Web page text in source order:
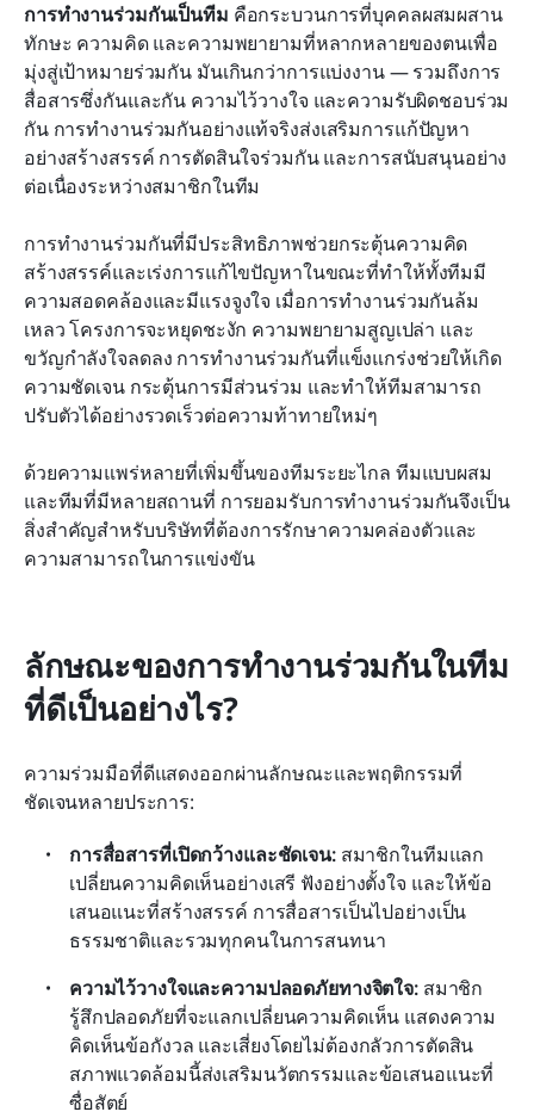
การทำงานร่วมกันเป็นทีม คือกระบวนการที่บุคคลผสมผสาน
ทักษะ ความคิด และความพยายามที่หลากหลายของตนเพื่อ
มุ่งสู่เป้าหมายร่วมกัน มันเกินกว่าการแบ่งงาน — รวมถึงการ
สื่อสารซึ่งกันและกัน ความไว้วางใจ และความรับผิดชอบร่วม
กัน การทำงานร่วมกันอย่างแท้จริงส่งเสริมการแก้ปัญหา
อย่างสร้างสรรค์ การตัดสินใจร่วมกัน และการสนับสนุนอย่าง
ต่อเนื่องระหว่างสมาชิกในทีม
การทำงานร่วมกันที่มีประสิทธิภาพช่วยกระตุ้นความคิด
สร้างสรรค์และเร่งการแก้ไขปัญหาในขณะที่ทำให้ทั้งทีมมี
ความสอดคล้องและมีแรงจูงใจ เมื่อการทำงานร่วมกันล้ม
เหลว โครงการจะหยุดชะงัก ความพยายามสูญเปล่า และ
ขวัญกำลังใจลดลง การทำงานร่วมกันที่แข็งแกร่งช่วยให้เกิด
ความชัดเจน กระตุ้นการมีส่วนร่วม และทำให้ทีมสามารถ
ปรับตัวได้อย่างรวดเร็วต่อความท้าทายใหม่ๆ
ด้วยความแพร่หลายที่เพิ่มขึ้นของทีมระยะไกล ทีมแบบผสม
และทีมที่มีหลายสถานที่ การยอมรับการทำงานร่วมกันจึงเป็น
สิ่งสำคัญสำหรับบริษัทที่ต้องการรักษาความคล่องตัวและ
ความสามารถในการแข่งขัน
ลักษณะของการทำงานร่วมกันในทีม
ที่ดีเป็นอย่างไร?
ความร่วมมือที่ดีแสดงออกผ่านลักษณะและพฤติกรรมที่
ชัดเจนหลายประการ:
การสื่อสารที่เปิดกว้างและชัดเจน: สมาชิกในทีมแลก
เปลี่ยนความคิดเห็นอย่างเสรี ฟังอย่างตั้งใจ และให้ข้อ
เสนอแนะที่สร้างสรรค์ การสื่อสารเป็นไปอย่างเป็น
ธรรมชาติและรวมทุกคนในการสนทนา
ความไว้วางใจและความปลอดภัยทางจิตใจ: สมาชิก
รู้สึกปลอดภัยที่จะแลกเปลี่ยนความคิดเห็น แสดงความ
คิดเห็นข้อกังวล และเสี่ยงโดยไม่ต้องกลัวการตัดสิน
สภาพแวดล้อมนี้ส่งเสริมนวัตกรรมและข้อเสนอแนะที่
ซื่อสัตย์